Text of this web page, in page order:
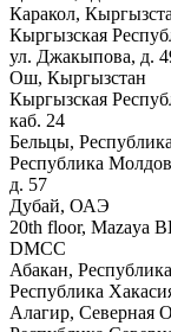
Каракол,
Кыргызская
ул. Джакыпова, д.
Ош, Кыргызстан
Кыргызская
каб. 24
Бельцы,
Республика
д. 57
Дубай, ОАЭ
20th floor, Mazaya
DMCC
Абакан,
Республика
Алагир, Северная